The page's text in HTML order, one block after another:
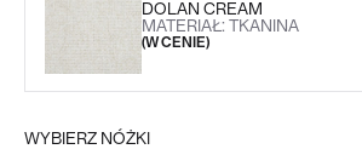
DOLAN CREAM
MATERIAŁ: TKANINA
(W CENIE)
WYBIERZ NÓŻKI